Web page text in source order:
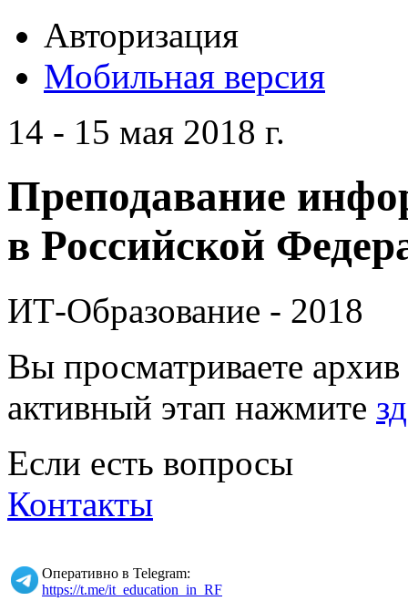
Авторизация
Мобильная версия
14 - 15 мая 2018 г.
Преподавание
в Российской
ИТ-Образование - 2018
Вы просматриваете
активный этап нажмите
Если есть вопросы
Контакты
Оперативно в Telegram:
https://t.me/it_education_in_RF